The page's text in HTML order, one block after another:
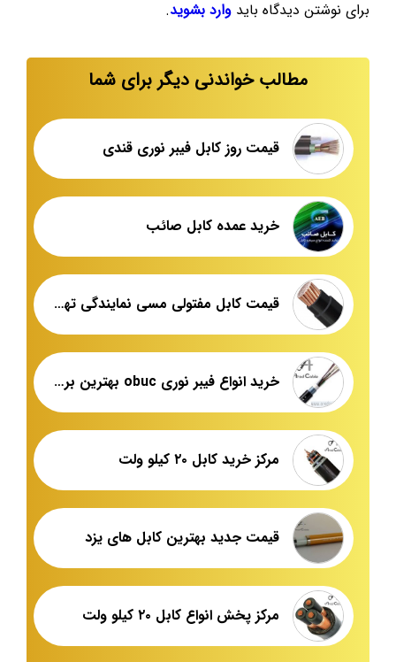
برای نوشتن دیدگاه باید وارد بشوید.
مطالب خواندنی دیگر برای شما
قیمت روز کابل فیبر نوری قندی
خرید عمده کابل صائب
قیمت کابل مفتولی مسی نمایندگی تهران
خرید انواع فیبر نوری obuc بهترین برند ایرانی
مرکز خرید کابل ۲۰ کیلو ولت
قیمت جدید بهترین کابل های یزد
مرکز پخش انواع کابل ۲۰ کیلو ولت